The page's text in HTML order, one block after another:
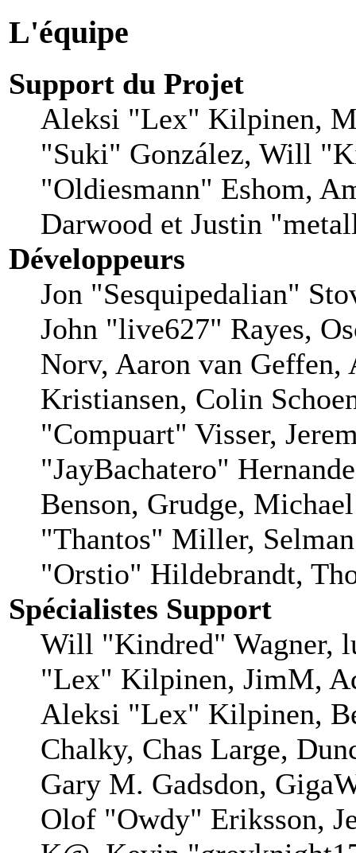
L'équipe
Support du Projet
Aleksi "Lex" Kilpinen,
"Suki" González, Will
"Oldiesmann" Eshom,
Darwood et Justin
Développeurs
Jon "Sesquipedalian"
John "live627" Rayes,
Norv, Aaron van
Kristiansen, Colin
"Compuart" Visser,
"JayBachatero"
Benson, Grudge,
"Thantos" Miller,
"Orstio" Hildebrandt,
Spécialistes Support
Will "Kindred" Wagner,
"Lex" Kilpinen, JimM,
Aleksi "Lex" Kilpinen,
Chalky, Chas Large,
Gary M. Gadsdon,
Olof "Owdy" Eriksson,